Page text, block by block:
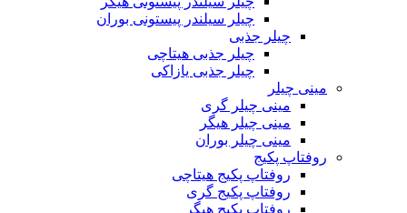
چیلر سیلندر پیستونی بوران
چیلر جذبی
چیلر جذبی هیتاچی
چیلر جذبی یازاکی
مینی چیلر
مینی چیلر گری
مینی چیلر هیگر
مینی چیلر بوران
روفتاپ پکیج
روفتاپ پکیج هیتاچی
روفتاپ پکیج گری
روفتاپ پکیج هیگر